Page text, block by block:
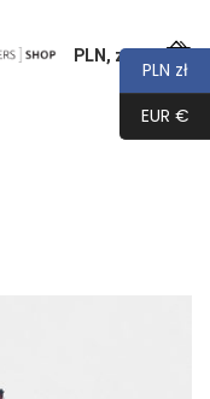
PLN, zł
0
PLN zł
EUR €